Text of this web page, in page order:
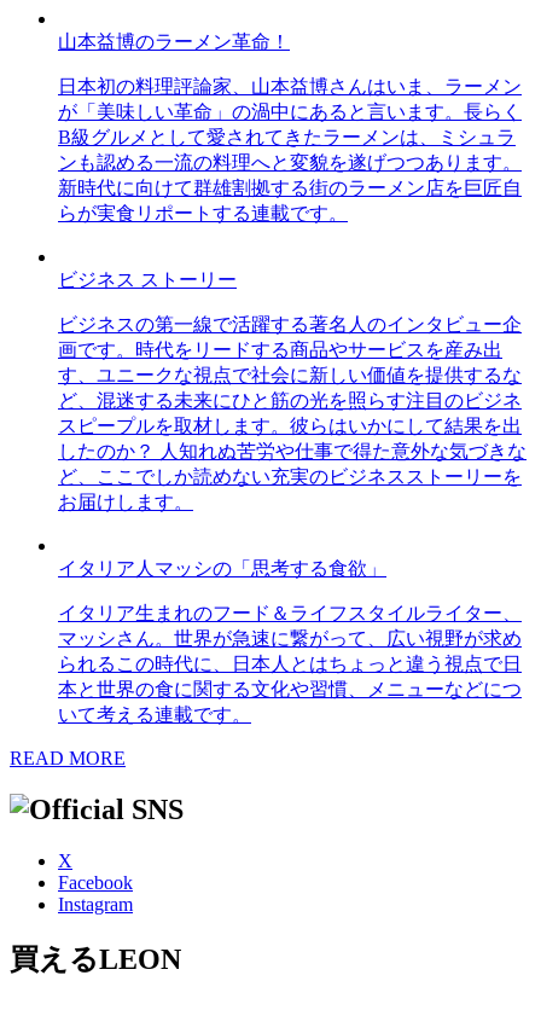
山本益博のラーメン革命！
日本初の料理評論家、山本益博さんはいま、ラーメン
が「美味しい革命」の渦中にあると言います。長らく
B級グルメとして愛されてきたラーメンは、ミシュラ
ンも認める一流の料理へと変貌を遂げつつあります。
新時代に向けて群雄割拠する街のラーメン店を巨匠自
らが実食リポートする連載です。
ビジネス ストーリー
ビジネスの第一線で活躍する著名人のインタビュー企
画です。時代をリードする商品やサービスを産み出
す、ユニークな視点で社会に新しい価値を提供するな
ど、混迷する未来にひと筋の光を照らす注目のビジネ
スピープルを取材します。彼らはいかにして結果を出
したのか？ 人知れぬ苦労や仕事で得た意外な気づきな
ど、ここでしか読めない充実のビジネスストーリーを
お届けします。
イタリア人マッシの「思考する食欲」
イタリア生まれのフード＆ライフスタイルライター、
マッシさん。世界が急速に繋がって、広い視野が求め
られるこの時代に、日本人とはちょっと違う視点で日
本と世界の食に関する文化や習慣、メニューなどにつ
いて考える連載です。
READ MORE
X
Facebook
Instagram
買えるLEON